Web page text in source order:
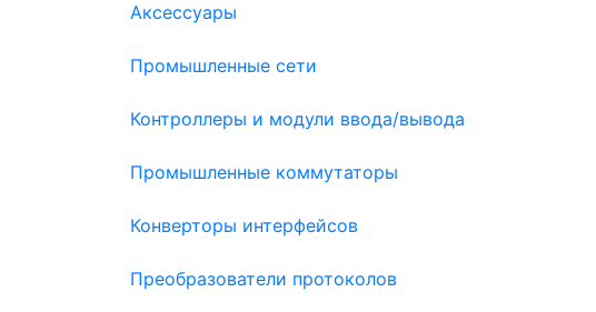
Аксессуары
Промышленные сети
Контроллеры и модули ввода/вывода
Промышленные коммутаторы
Конверторы интерфейсов
Преобразователи протоколов